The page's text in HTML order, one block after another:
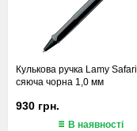
Кулькова ручка Lamy Safari
сяюча чорна 1,0 мм
930 грн.
В наявності